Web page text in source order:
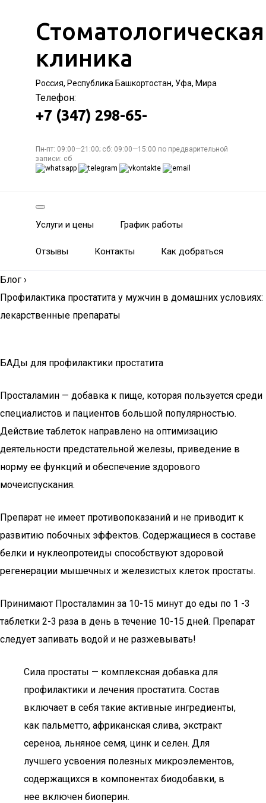
Стоматологическая
клиника
Россия, Республика Башкортостан, Уфа, Мира
Телефон:
+7 (347) 298-65-
Пн-пт: 09:00—21:00; сб: 09:00—15:00 по предварительной
записи: сб
Услуги и цены График работы
Отзывы Контакты Как добраться
Блог ›
Профилактика простатита у мужчин в домашних условиях:
лекарственные препараты
БАДы для профилактики простатита
Просталамин — добавка к пище, которая пользуется среди
специалистов и пациентов большой популярностью.
Действие таблеток направлено на оптимизацию
деятельности предстательной железы, приведение в
норму ее функций и обеспечение здорового
мочеиспускания.
Препарат не имеет противопоказаний и не приводит к
развитию побочных эффектов. Содержащиеся в составе
белки и нуклеопротеиды способствуют здоровой
регенерации мышечных и железистых клеток простаты.
Принимают Просталамин за 10-15 минут до еды по 1 -3
таблетки 2-3 раза в день в течение 10-15 дней. Препарат
следует запивать водой и не разжевывать!
Сила простаты — комплексная добавка для
профилактики и лечения простатита. Состав
включает в себя такие активные ингредиенты,
как пальметто, африканская слива, экстракт
сереноа, льняное семя, цинк и селен. Для
лучшего усвоения полезных микроэлементов,
содержащихся в компонентах биодобавки, в
нее включен биоперин.